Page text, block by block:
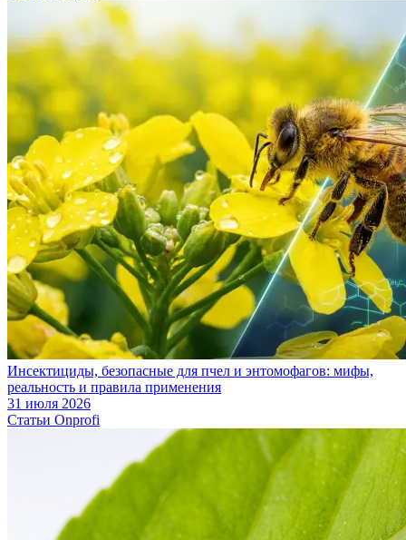
Инсектициды, безопасные для пчел и энтомофагов: мифы,
реальность и правила применения
31 июля 2026
Статьи Onprofi